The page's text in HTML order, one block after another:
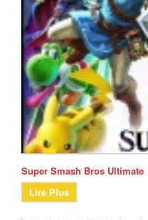
Super Smash Bros Ultimate
Lire Plus